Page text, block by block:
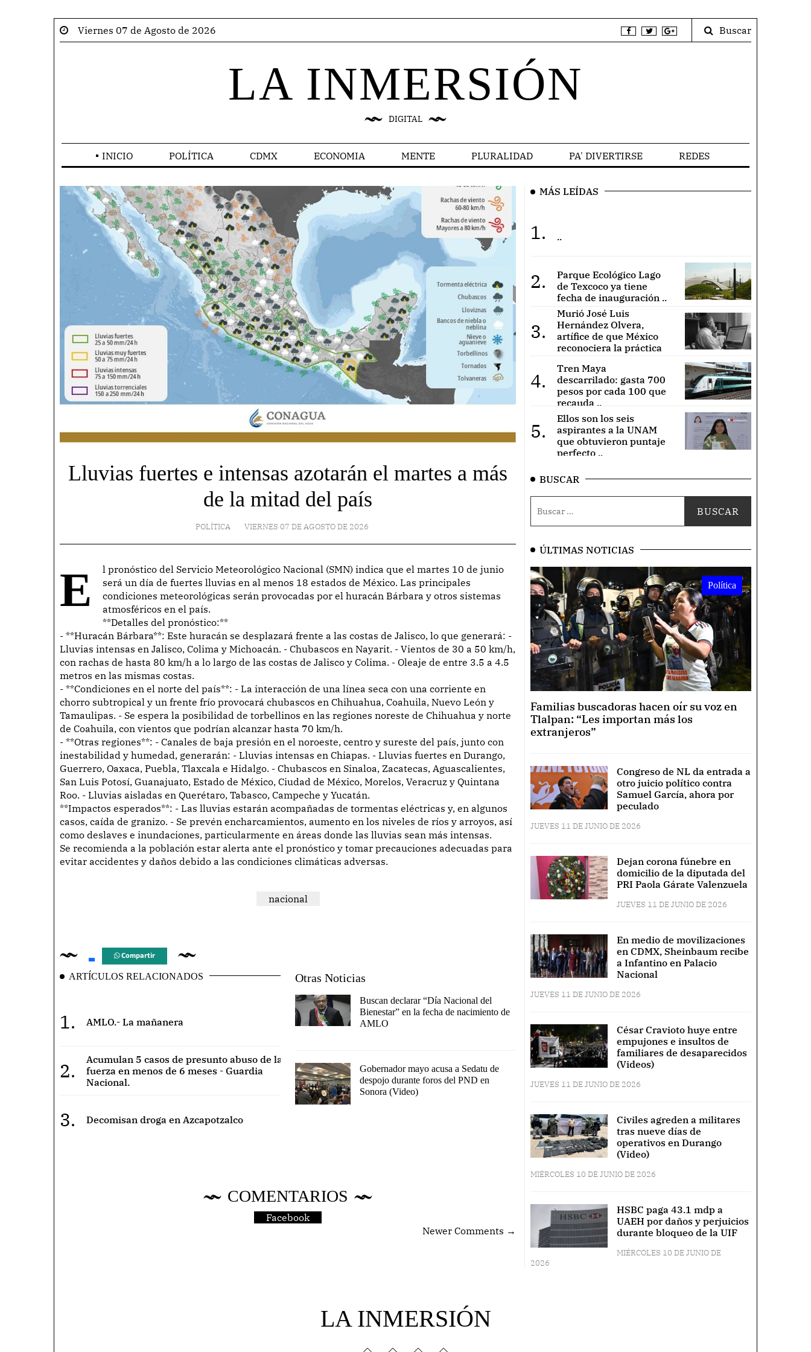
Viernes 07 de Agosto de 2026 Buscar
LA INMERSIÓN
DIGITAL
INICIO POLÍTICA CDMX ECONOMIA MENTE PLURALIDAD PA' DIVERTIRSE REDES
Lluvias fuertes e intensas azotarán el martes a más
de la mitad del país
POLÍTICA VIERNES 07 DE AGOSTO DE 2026
El pronóstico del Servicio Meteorológico Nacional (SMN) indica que el martes 10 de junio
será un día de fuertes lluvias en al menos 18 estados de México. Las principales
condiciones meteorológicas serán provocadas por el huracán Bárbara y otros sistemas
atmosféricos en el país.
**Detalles del pronóstico:**
- **Huracán Bárbara**: Este huracán se desplazará frente a las costas de Jalisco, lo que generará: -
Lluvias intensas en Jalisco, Colima y Michoacán. - Chubascos en Nayarit. - Vientos de 30 a 50 km/h,
con rachas de hasta 80 km/h a lo largo de las costas de Jalisco y Colima. - Oleaje de entre 3.5 a 4.5
metros en las mismas costas.
- **Condiciones en el norte del país**: - La interacción de una línea seca con una corriente en
chorro subtropical y un frente frío provocará chubascos en Chihuahua, Coahuila, Nuevo León y
Tamaulipas. - Se espera la posibilidad de torbellinos en las regiones noreste de Chihuahua y norte
de Coahuila, con vientos que podrían alcanzar hasta 70 km/h.
- **Otras regiones**: - Canales de baja presión en el noroeste, centro y sureste del país, junto con
inestabilidad y humedad, generarán: - Lluvias intensas en Chiapas. - Lluvias fuertes en Durango,
Guerrero, Oaxaca, Puebla, Tlaxcala e Hidalgo. - Chubascos en Sinaloa, Zacatecas, Aguascalientes,
San Luis Potosí, Guanajuato, Estado de México, Ciudad de México, Morelos, Veracruz y Quintana
Roo. - Lluvias aisladas en Querétaro, Tabasco, Campeche y Yucatán.
**Impactos esperados**: - Las lluvias estarán acompañadas de tormentas eléctricas y, en algunos
casos, caída de granizo. - Se prevén encharcamientos, aumento en los niveles de ríos y arroyos, así
como deslaves e inundaciones, particularmente en áreas donde las lluvias sean más intensas.
Se recomienda a la población estar alerta ante el pronóstico y tomar precauciones adecuadas para
evitar accidentes y daños debido a las condiciones climáticas adversas.
nacional
Compartir
ARTÍCULOS RELACIONADOS
1. AMLO.- La mañanera
2.
Acumulan 5 casos de presunto abuso de la
fuerza en menos de 6 meses - Guardia
Nacional.
3. Decomisan droga en Azcapotzalco
Otras Noticias
Buscan declarar “Día Nacional del
Bienestar” en la fecha de nacimiento de
AMLO
Gobernador mayo acusa a Sedatu de
despojo durante foros del PND en
Sonora (Video)
COMENTARIOS
Facebook
Newer Comments →
MÁS LEÍDAS
1. ..
2.
Parque Ecológico Lago
de Texcoco ya tiene
fecha de inauguración ..
3.
Murió José Luis
Hernández Olvera,
artífice de que México
reconociera la práctica
4.
Tren Maya
descarrilado: gasta 700
pesos por cada 100 que
recauda ..
5.
Ellos son los seis
aspirantes a la UNAM
que obtuvieron puntaje
perfecto ..
BUSCAR
ÚLTIMAS NOTICIAS
Política
Familias buscadoras hacen oír su voz en
Tlalpan: “Les importan más los
extranjeros”
Congreso de NL da entrada a
otro juicio político contra
Samuel García, ahora por
peculado
JUEVES 11 DE JUNIO DE 2026
Dejan corona fúnebre en
domicilio de la diputada del
PRI Paola Gárate Valenzuela
JUEVES 11 DE JUNIO DE 2026
En medio de movilizaciones
en CDMX, Sheinbaum recibe
a Infantino en Palacio
Nacional
JUEVES 11 DE JUNIO DE 2026
César Cravioto huye entre
empujones e insultos de
familiares de desaparecidos
(Videos)
JUEVES 11 DE JUNIO DE 2026
Civiles agreden a militares
tras nueve días de
operativos en Durango
(Video)
MIÉRCOLES 10 DE JUNIO DE 2026
HSBC paga 43.1 mdp a
UAEH por daños y perjuicios
durante bloqueo de la UIF
MIÉRCOLES 10 DE JUNIO DE
2026
LA INMERSIÓN